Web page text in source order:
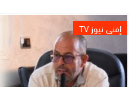
إفني نيوز TV